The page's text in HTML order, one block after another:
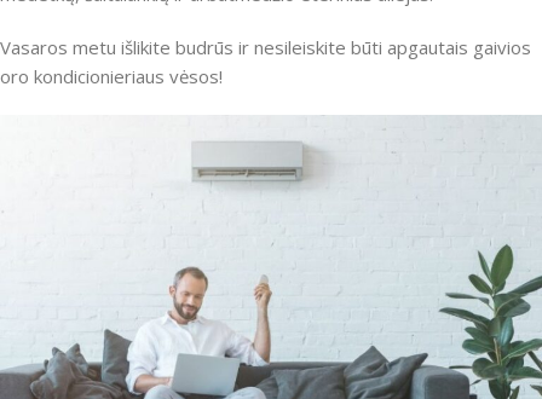
Vasaros metu išlikite budrūs ir nesileiskite būti apgautais gaivios
oro kondicionieriaus vėsos!